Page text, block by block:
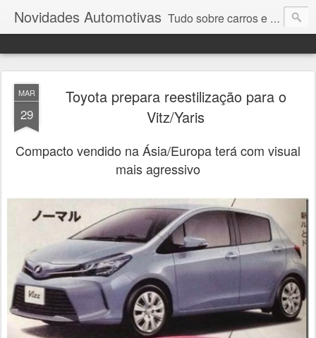
Novidades Automotivas Tudo sobre carros e motores
MAR
29
Toyota prepara reestilização para o
Vitz/Yaris
Compacto vendido na Ásia/Europa terá com visual
mais agressivo